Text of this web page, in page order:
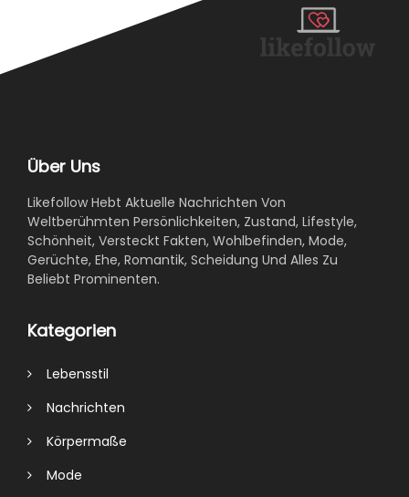
Über Uns
Likefollow Hebt Aktuelle Nachrichten Von
Weltberühmten Persönlichkeiten, Zustand, Lifestyle,
Schönheit, Versteckt Fakten, Wohlbefinden, Mode,
Gerüchte, Ehe, Romantik, Scheidung Und Alles Zu
Beliebt Prominenten.
Kategorien
Lebensstil
Nachrichten
Körpermaße
Mode